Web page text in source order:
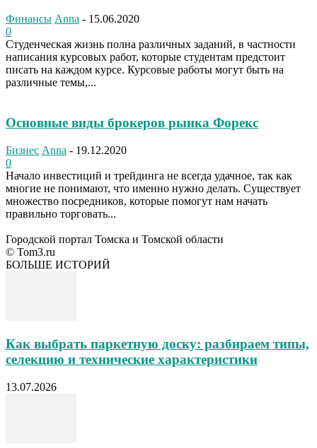
Финансы Anna - 15.06.2020
0
Студенческая жизнь полна различных заданий, в частности
написания курсовых работ, которые студентам предстоит
писать на каждом курсе. Курсовые работы могут быть на
различные темы,...
Основные виды брокеров рынка Форекс
Бизнес Anna - 19.12.2020
0
Начало инвестиций и трейдинга не всегда удачное, так как
многие не понимают, что именно нужно делать. Существует
множество посредников, которые помогут нам начать
правильно торговать...
Городской портал Томска и Томской области
© Tom3.ru
БОЛЬШЕ ИСТОРИЙ
Как выбрать паркетную доску: разбираем типы,
селекцию и технические характеристики
13.07.2026